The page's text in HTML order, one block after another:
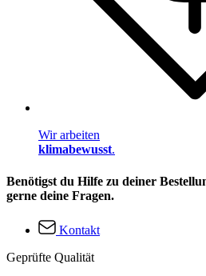
Wir arbeiten
klimabewusst.
Benötigst du Hilfe zu deiner
gerne deine Fragen.
Kontakt
Geprüfte Qualität